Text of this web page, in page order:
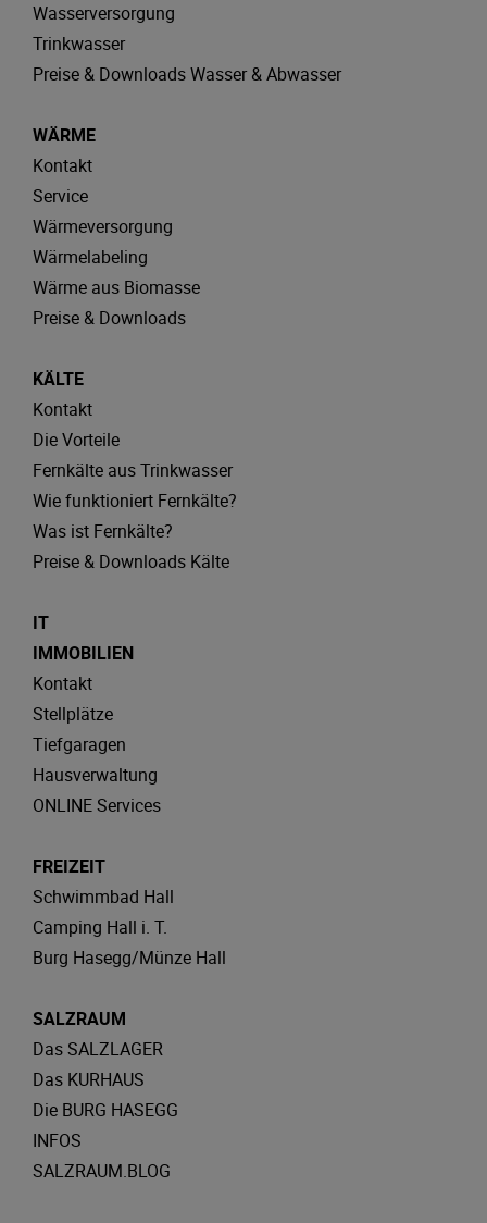
Wasserversorgung
Trinkwasser
Preise & Downloads Wasser & Abwasser
WÄRME
Kontakt
Service
Wärmeversorgung
Wärmelabeling
Wärme aus Biomasse
Preise & Downloads
KÄLTE
Kontakt
Die Vorteile
Fernkälte aus Trinkwasser
Wie funktioniert Fernkälte?
Was ist Fernkälte?
Preise & Downloads Kälte
IT
IMMOBILIEN
Kontakt
Stellplätze
Tiefgaragen
Hausverwaltung
ONLINE Services
FREIZEIT
Schwimmbad Hall
Camping Hall i. T.
Burg Hasegg/Münze Hall
SALZRAUM
Das SALZLAGER
Das KURHAUS
Die BURG HASEGG
INFOS
SALZRAUM.BLOG